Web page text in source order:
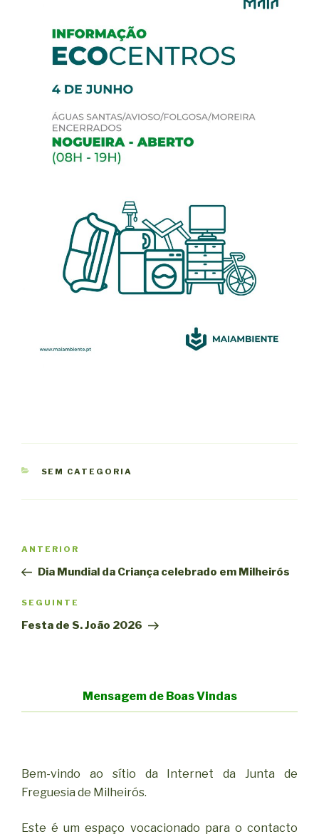
CATEGORIAS
SEM CATEGORIA
artigos
Conteúdo
anterior
ANTERIOR
Dia Mundial da Criança celebrado em Milheirós
Conteúdo
seguinte
SEGUINTE
Festa de S. João 2026
Mensagem de Boas Vindas
Bem-vindo ao sítio da Internet da Junta de
Freguesia de Milheirós.
Este é um espaço vocacionado para o contacto